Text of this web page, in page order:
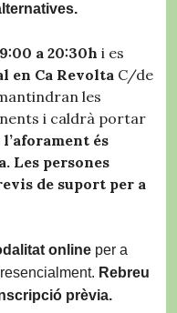
a 20:30h i es
en Ca Revolta C/de
les
i caldrà portar
és
Les persones
de suport per a
online per a
Rebreu
prèvia.